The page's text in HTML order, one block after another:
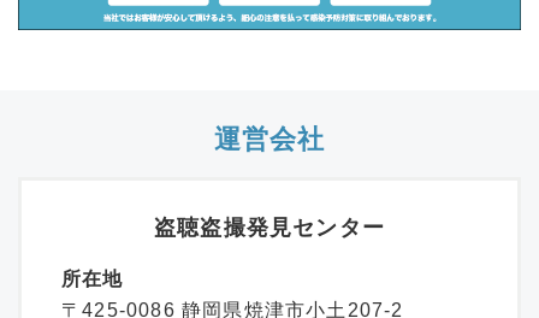
運営会社
盗聴盗撮発見センター
所在地
〒425-0086 静岡県焼津市小土207-2